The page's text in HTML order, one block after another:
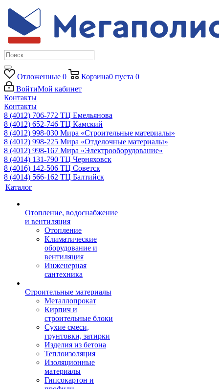
Отложенные 0 Корзина0 пуста 0
ВойтиМой кабинет
Контакты
Контакты
8 (4012) 706-772 ТЦ Емельянова
8 (4012) 652-746 ТЦ Камский
8 (4012) 998-030 Мира «Строительные материалы»
8 (4012) 998-225 Мира «Отделочные материалы»
8 (4012) 998-167 Мира «Электрооборудование»
8 (4014) 131-790 ТЦ Черняховск
8 (4016) 142-506 ТЦ Советск
8 (4014) 566-162 ТЦ Балтийск
Каталог
Отопление, водоснабжение
и вентиляция
Отопление
Климатические
оборудование и
вентиляция
Инженерная
сантехника
Строительные материалы
Металлопрокат
Кирпич и
строительные блоки
Сухие смеси,
грунтовки, затирки
Изделия из бетона
Теплоизоляция
Изоляционные
материалы
Гипсокартон и